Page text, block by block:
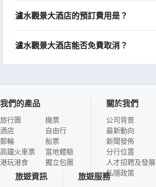
瀘水觀景大酒店的預訂費用是？
瀘水觀景大酒店能否免費取消？
我們的產品
旅行團
酒店
郵輪
高鐵火車票
港玩港食
機票
自由行
船票
當地體驗
獨立包團
關於我們
公司背景
最新動向
新聞發佈
分行位置
人才招聘及發展
私隱政策
旅遊資訊 旅遊服務